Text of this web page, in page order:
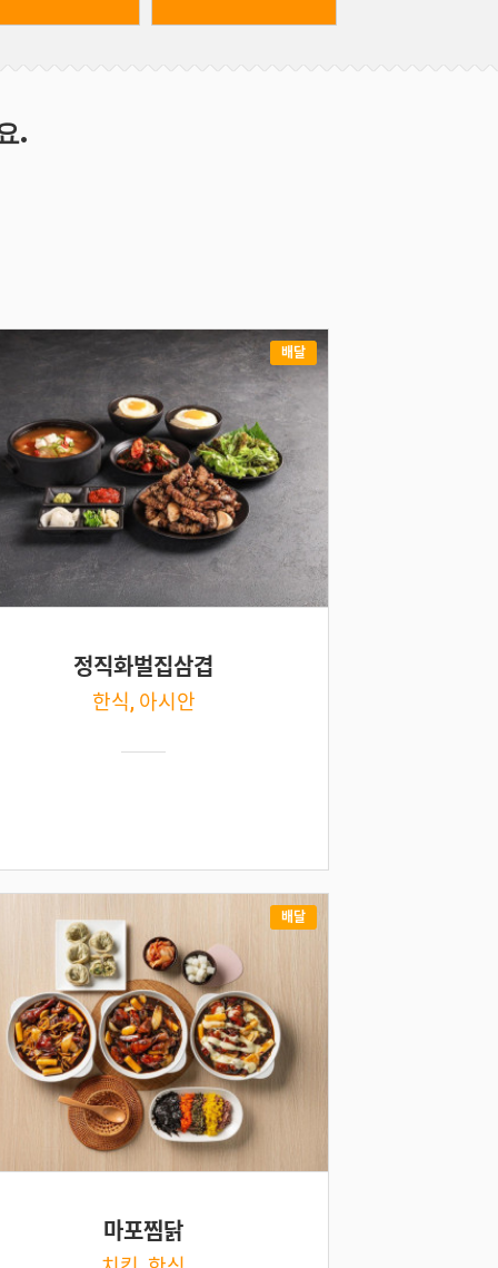
.
배달
정직화벌집삼겹
한식, 아시안
배달
마포찜닭